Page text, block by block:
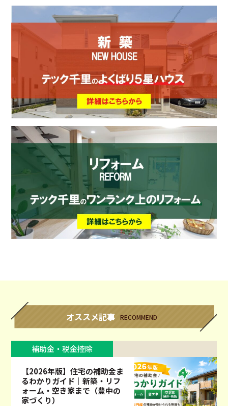
オススメ記事 RECOMMEND
補助金・税金控除
【2026年版】住宅の補助金ま
るわかりガイド｜新築・リフ
ォーム・空き家まで（豊中の
家づくり）